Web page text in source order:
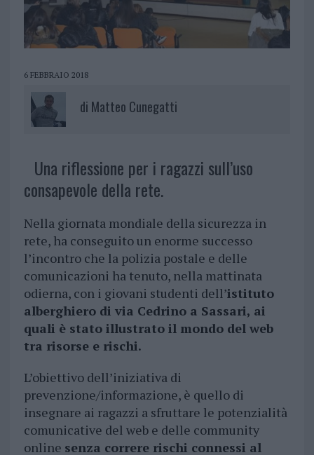
6 FEBBRAIO 2018
di Matteo Cunegatti
Una riflessione per i ragazzi sull’uso
consapevole della rete.
Nella giornata mondiale della sicurezza in
rete, ha conseguito un enorme successo
l’incontro che la polizia postale e delle
comunicazioni ha tenuto, nella mattinata
odierna, con i giovani studenti dell’istituto
alberghiero di via Cedrino a Sassari, ai
quali è stato illustrato il mondo del web
tra risorse e rischi.
L’obiettivo dell’iniziativa di
prevenzione/informazione, è quello di
insegnare ai ragazzi a sfruttare le potenzialità
comunicative del web e delle community
online senza correre rischi connessi al